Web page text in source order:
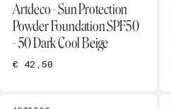
Artdeco - Sun Protection
Powder Foundation SPF50
- 50 Dark Cool Beige
€ 42,50